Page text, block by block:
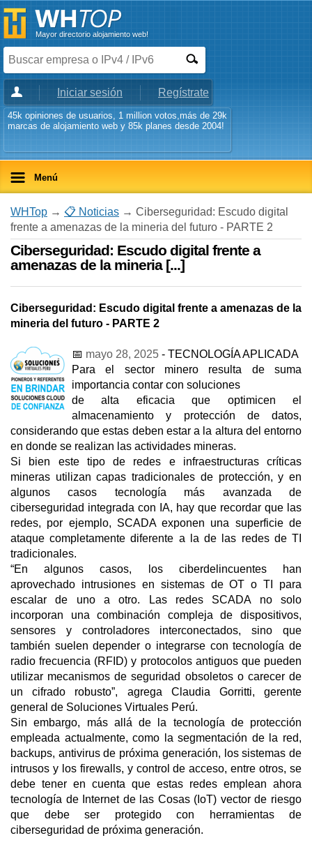
Mayor directorio alojamiento web!
Iniciar sesión Regístrate
45k opiniones de usuarios, 1 million votos,más de 29k
marcas de alojamiento web y 85k planes desde 2004!
Menú
WHTop → 📋 Noticias → Ciberseguridad: Escudo digital
frente a amenazas de la mineria del futuro - PARTE 2
Ciberseguridad: Escudo digital frente a
amenazas de la mineria [...]
Ciberseguridad: Escudo digital frente a amenazas de la
mineria del futuro - PARTE 2
📅 mayo 28, 2025 - TECNOLOGÍA APLICADA
Para el sector minero resulta de suma
importancia contar con soluciones
de alta eficacia que optimicen el
almacenamiento y protección de datos,
considerando que estas deben estar a la altura del entorno
en donde se realizan las actividades mineras.
Si bien este tipo de redes e infraestructuras críticas
mineras utilizan capas tradicionales de protección, y en
algunos casos tecnología más avanzada de
ciberseguridad integrada con IA, hay que recordar que las
redes, por ejemplo, SCADA exponen una superficie de
ataque completamente diferente a la de las redes de TI
tradicionales.
“En algunos casos, los ciberdelincuentes han
aprovechado intrusiones en sistemas de OT o TI para
escalar de uno a otro. Las redes SCADA no solo
incorporan una combinación compleja de dispositivos,
sensores y controladores interconectados, sino que
también suelen depender o integrarse con tecnología de
radio frecuencia (RFID) y protocolos antiguos que pueden
utilizar mecanismos de seguridad obsoletos o carecer de
un cifrado robusto”, agrega Claudia Gorritti, gerente
general de Soluciones Virtuales Perú.
Sin embargo, más allá de la tecnología de protección
empleada actualmente, como la segmentación de la red,
backups, antivirus de próxima generación, los sistemas de
intrusos y los firewalls, y control de acceso, entre otros, se
debe tener en cuenta que estas redes emplean ahora
tecnología de Internet de las Cosas (IoT) vector de riesgo
que debe ser protegido con herramientas de
ciberseguridad de próxima generación.